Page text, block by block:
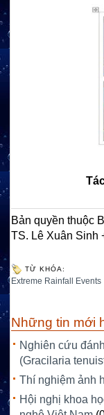
Bản quyền thuộc
TS. Lê Xuân Sinh
TỪ KHÓA:
Extreme Rainfall Events
Những tin mới
Nghiên cứu
(Gracilaria
Thí nghiệm ảnh
Hội nghị khoa